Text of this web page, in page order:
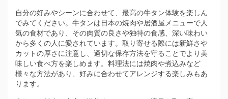
自分の好みやシーンに合わせて、最高の牛タン体験を楽しん
でみてください。牛タンは日本の焼肉や居酒屋メニューで人
気の食材であり、その肉質の良さや独特の食感、深い味わい
から多くの人に愛されています。取り寄せる際には新鮮さや
カットの厚さに注意し、適切な保存方法を守ることでより美
味しい食べ方を楽しめます。料理法には焼肉や煮込みなど
様々な方法があり、好みに合わせてアレンジする楽しみもあ
ります。